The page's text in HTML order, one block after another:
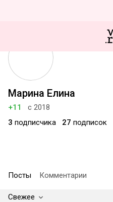
Марина Елина
+11
с 2018
3 подписчика 27 подписок
Посты Комментарии
Свежее